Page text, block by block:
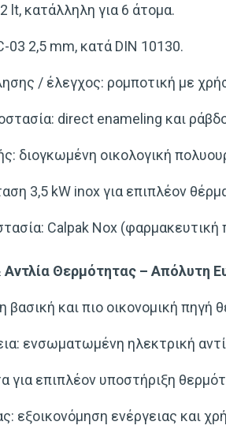
lt, κατάλληλη για 6 άτομα.
03 2,5 mm, κατά DIN 10130.
/ έλεγχος: ρομποτική με
direct enameling και
διογκωμένη οικολογική
3,5 kW inox για επιπλέον
Calpak Nox
Αντλία Θερμότητας – Απόλυτη
βασική και πιο οικονομική πηγή
ενσωματωμένη ηλεκτρική
για επιπλέον υποστήριξη
εξοικονόμηση ενέργειας και